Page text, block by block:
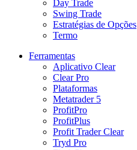
Day Trade
Swing Trade
Estratégias de Opções
Termo
Ferramentas
Aplicativo Clear
Clear Pro
Plataformas
Metatrader 5
ProfitPro
ProfitPlus
Profit Trader Clear
Tryd Pro